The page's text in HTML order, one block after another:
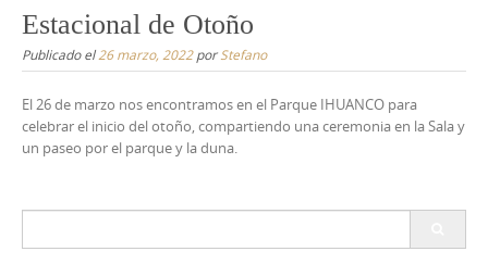
Estacional de Otoño
Publicado el26 marzo, 2022porStefano
El 26 de marzo nos encontramos en el Parque IHUANCO para
celebrar el inicio del otoño, compartiendo una ceremonia en la Sala y
un paseo por el parque y la duna.